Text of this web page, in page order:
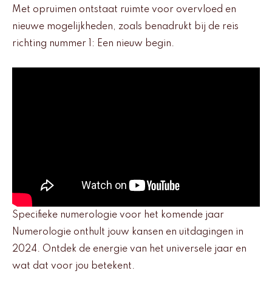
Met opruimen ontstaat ruimte voor overvloed en
nieuwe mogelijkheden, zoals benadrukt bij de reis
richting nummer 1: Een nieuw begin.
Specifieke numerologie voor het komende jaar
Numerologie onthult jouw kansen en uitdagingen in
2024. Ontdek de energie van het universele jaar en
wat dat voor jou betekent.